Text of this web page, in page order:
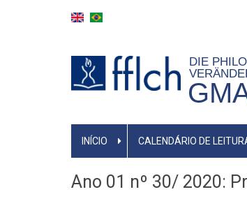
DIE
NAVEGAÇÃO
INÍCIO CALENDÁRIO DE
Ano 01 nº 30/ 2020: